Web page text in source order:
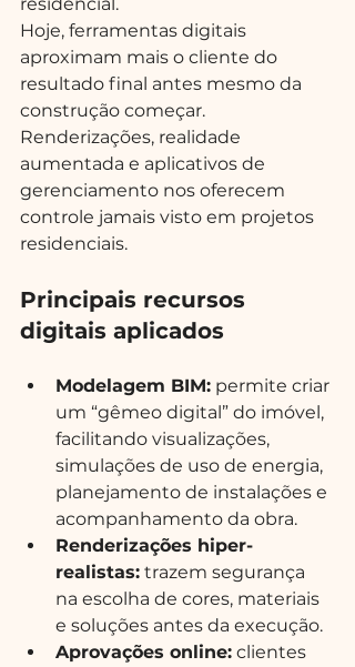
Hoje, ferramentas digitais
aproximam mais o cliente do
resultado final antes mesmo da
construção começar.
Renderizações, realidade
aumentada e aplicativos de
gerenciamento nos oferecem
controle jamais visto em projetos
residenciais.
Principais recursos
digitais aplicados
Modelagem BIM: permite criar
um “gêmeo digital” do imóvel,
facilitando visualizações,
simulações de uso de energia,
planejamento de instalações e
acompanhamento da obra.
Renderizações hiper-
realistas: trazem segurança
na escolha de cores, materiais
e soluções antes da execução.
Aprovações online: clientes